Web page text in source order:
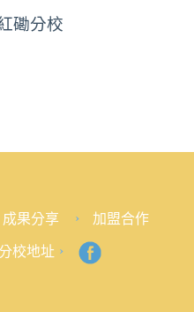
磡分校
成果分享 加盟合作
校地址